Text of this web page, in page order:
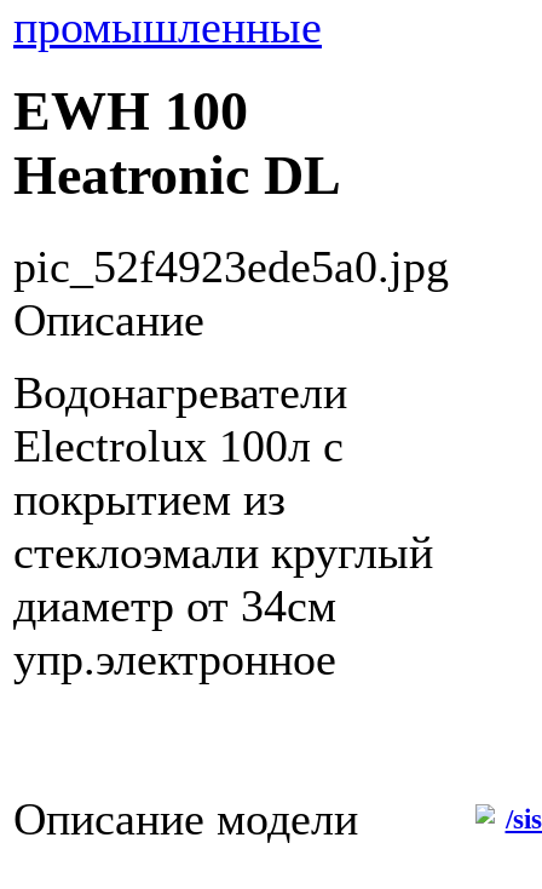
промышленные
EWH 100
Heatronic DL
pic_52f4923ede5a0.jpg
Описание
Водонагреватели
Electrolux 100л с
покрытием из
стеклоэмали круглый
диаметр от 34см
упр.электронное
Описание модели